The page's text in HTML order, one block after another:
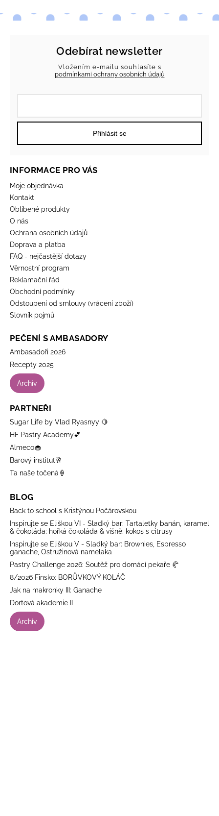
Odebírat newsletter
Vložením e-mailu souhlasíte s
podmínkami ochrany osobních údajů
Přihlásit se
INFORMACE PRO VÁS
Moje objednávka
Kontakt
Oblíbené produkty
O nás
Ochrana osobních údajů
Doprava a platba
FAQ - nejčastější dotazy
Věrnostní program
Reklamační řád
Obchodní podmínky
Odstoupení od smlouvy (vrácení zboží)
Slovník pojmů
PEČENÍ S AMBASADORY
Ambasadoři 2026
Recepty 2025
Archiv
PARTNEŘI
Sugar Life by Vlad Ryasnyy 🍋
HF Pastry Academy💕
Almeco🧁
Barový institut🥂
Ta naše točená🍦
BLOG
Back to school s Kristýnou Počárovskou
Inspirujte se Eliškou VI - Sladký bar: Tartaletky banán, karamel
& čokoláda; hořká čokoláda & višně; kokos s citrusy
Inspirujte se Eliškou V - Sladký bar: Brownies, Espresso
ganache, Ostružinová namelaka
Pastry Challenge 2026: Soutěž pro domácí pekaře 🥐
8/2026 Finsko: BORŮVKOVÝ KOLÁČ
Jak na makronky III: Ganache
Dortová akademie II
Archiv